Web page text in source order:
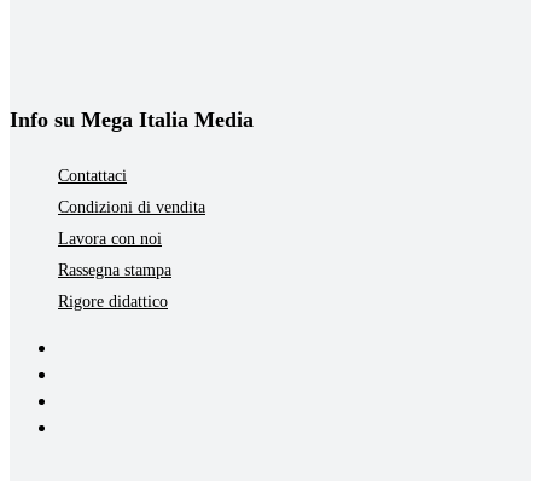
Info su Mega Italia Media
Contattaci
Condizioni di vendita
Lavora con noi
Rassegna stampa
Rigore didattico